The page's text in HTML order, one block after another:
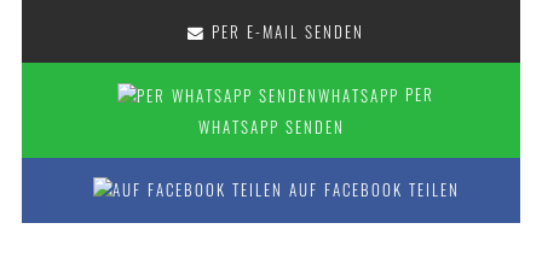
PER E-MAIL SENDEN
PER
WHATSAPP SENDEN
AUF FACEBOOK TEILEN